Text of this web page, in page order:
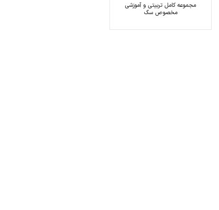
مجموعه کامل تربیتی و آموزشی
مخصوص سگ